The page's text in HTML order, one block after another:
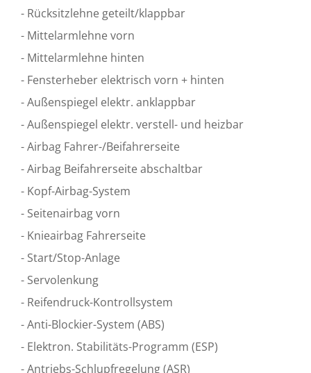
- Rücksitzlehne geteilt/klappbar
- Mittelarmlehne vorn
- Mittelarmlehne hinten
- Fensterheber elektrisch vorn + hinten
- Außenspiegel elektr. anklappbar
- Außenspiegel elektr. verstell- und heizbar
- Airbag Fahrer-/Beifahrerseite
- Airbag Beifahrerseite abschaltbar
- Kopf-Airbag-System
- Seitenairbag vorn
- Knieairbag Fahrerseite
- Start/Stop-Anlage
- Servolenkung
- Reifendruck-Kontrollsystem
- Anti-Blockier-System (ABS)
- Elektron. Stabilitäts-Programm (ESP)
- Antriebs-Schlupfregelung (ASR)